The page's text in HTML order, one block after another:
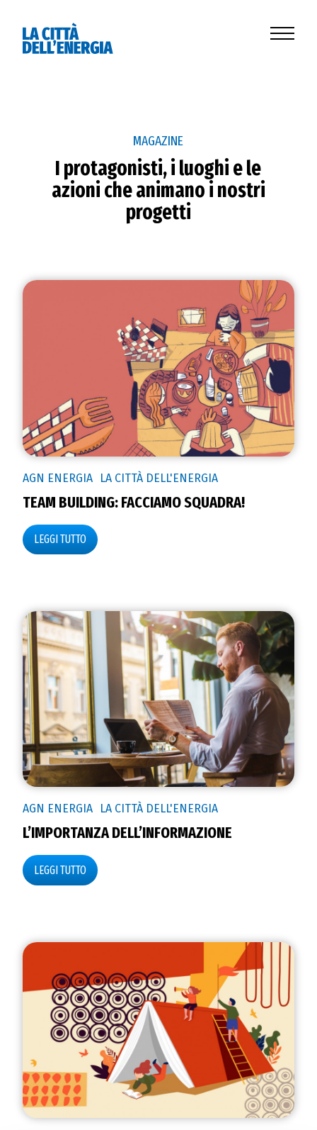
MAGAZINE
I protagonisti, i luoghi e le
azioni che animano i nostri
progetti
AGN ENERGIA LA CITTÀ DELL'ENERGIA
TEAM BUILDING: FACCIAMO SQUADRA!
LEGGI TUTTO
AGN ENERGIA LA CITTÀ DELL'ENERGIA
L’IMPORTANZA DELL’INFORMAZIONE
LEGGI TUTTO